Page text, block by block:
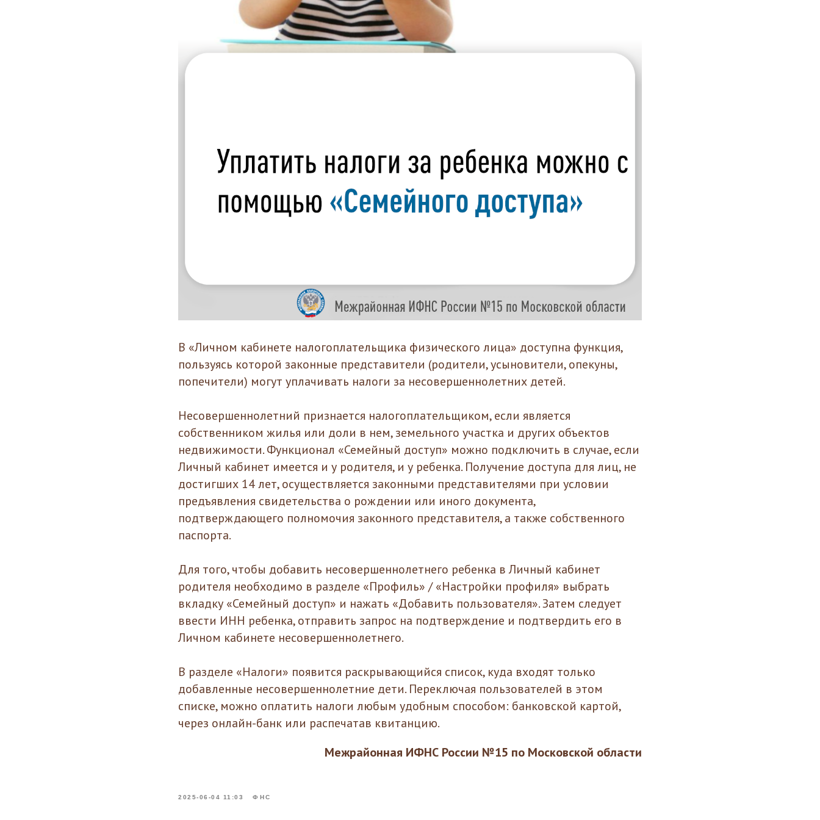
В «Личном кабинете налогоплательщика физического лица» доступна функция,
пользуясь которой законные представители (родители, усыновители, опекуны,
попечители) могут уплачивать налоги за несовершеннолетних детей.
Несовершеннолетний признается налогоплательщиком, если является
собственником жилья или доли в нем, земельного участка и других объектов
недвижимости. Функционал «Семейный доступ» можно подключить в случае, если
Личный кабинет имеется и у родителя, и у ребенка. Получение доступа для лиц, не
достигших 14 лет, осуществляется законными представителями при условии
предъявления свидетельства о рождении или иного документа,
подтверждающего полномочия законного представителя, а также собственного
паспорта.
Для того, чтобы добавить несовершеннолетнего ребенка в Личный кабинет
родителя необходимо в разделе «Профиль» / «Настройки профиля» выбрать
вкладку «Семейный доступ» и нажать «Добавить пользователя». Затем следует
ввести ИНН ребенка, отправить запрос на подтверждение и подтвердить его в
Личном кабинете несовершеннолетнего.
В разделе «Налоги» появится раскрывающийся список, куда входят только
добавленные несовершеннолетние дети. Переключая пользователей в этом
списке, можно оплатить налоги любым удобным способом: банковской картой,
через онлайн-банк или распечатав квитанцию.
Межрайонная ИФНС России №15 по Московской области
2025-06-04 11:03 ФНС